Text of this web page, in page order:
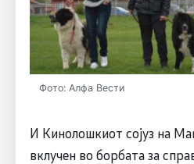
Фото: Алфа Вести
И Кинолошкиот сојуз на
вклучен во борбата за